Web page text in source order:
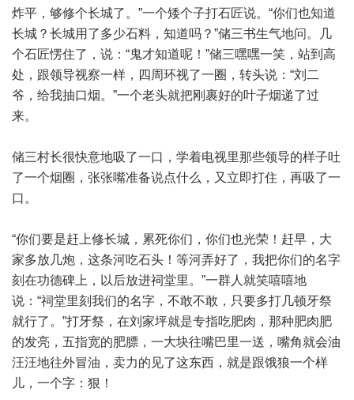
炸平，够修个长城了。”一个矮个子打石匠说。“你们也知道
长城？长城用了多少石料，知道吗？”储三书生气地问。几
个石匠愣住了，说：“鬼才知道呢！”储三嘿嘿一笑，站到高
处，跟领导视察一样，四周环视了一圈，转头说：“刘二
爷，给我抽口烟。”一个老头就把刚裹好的叶子烟递了过
来。
储三村长很快意地吸了一口，学着电视里那些领导的样子吐
了一个烟圈，张张嘴准备说点什么，又立即打住，再吸了一
口。
“你们要是赶上修长城，累死你们，你们也光荣！赶早，大
家多放几炮，这条河吃石头！等河弄好了，我把你们的名字
刻在功德碑上，以后放进祠堂里。”一群人就笑嘻嘻地
说：“祠堂里刻我们的名字，不敢不敢，只要多打几顿牙祭
就行了。”打牙祭，在刘家坪就是专指吃肥肉，那种肥肉肥
的发亮，五指宽的肥膘，一大块往嘴巴里一送，嘴角就会油
汪汪地往外冒油，卖力的见了这东西，就是跟饿狼一个样
儿，一个字：狠！